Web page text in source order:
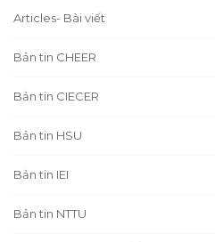
Articles- Bài viết
Bản tin CHEER
Bản tin CIECER
Bản tin HSU
Bản tin IEI
Bản tin NTTU